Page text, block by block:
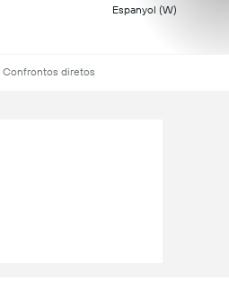
Espanyol (W)
Confrontos diretos